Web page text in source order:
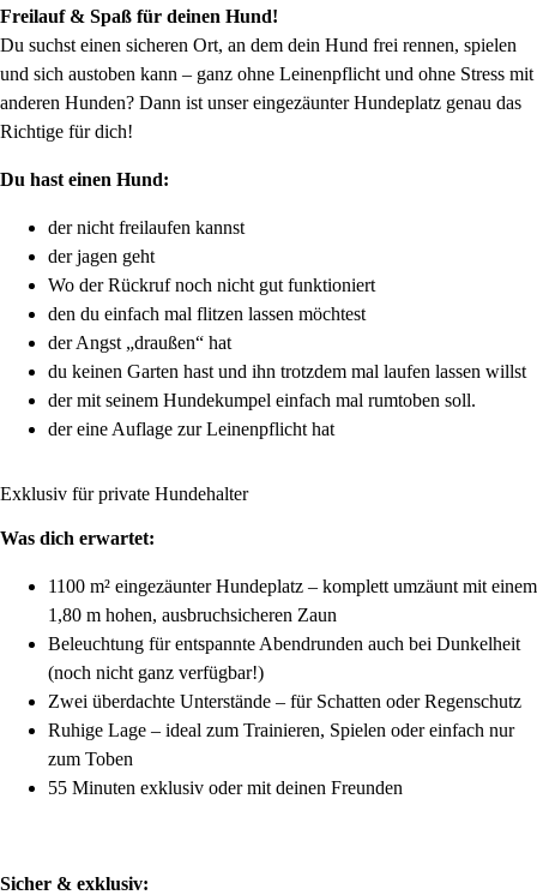
Freilauf & Spaß für deinen Hund!
Du suchst einen sicheren Ort, an dem dein Hund frei rennen, spielen
und sich austoben kann – ganz ohne Leinenpflicht und ohne Stress mit
anderen Hunden? Dann ist unser eingezäunter Hundeplatz genau das
Richtige für dich!
Du hast einen Hund:
der nicht freilaufen kannst
der jagen geht
Wo der Rückruf noch nicht gut funktioniert
den du einfach mal flitzen lassen möchtest
der Angst „draußen“ hat
du keinen Garten hast und ihn trotzdem mal laufen lassen willst
der mit seinem Hundekumpel einfach mal rumtoben soll.
der eine Auflage zur Leinenpflicht hat
Exklusiv für private Hundehalter
Was dich erwartet:
1100 m² eingezäunter Hundeplatz – komplett umzäunt mit einem
1,80 m hohen, ausbruchsicheren Zaun
Beleuchtung für entspannte Abendrunden auch bei Dunkelheit
(noch nicht ganz verfügbar!)
Zwei überdachte Unterstände – für Schatten oder Regenschutz
Ruhige Lage – ideal zum Trainieren, Spielen oder einfach nur
zum Toben
55 Minuten exklusiv oder mit deinen Freunden
Sicher & exklusiv: